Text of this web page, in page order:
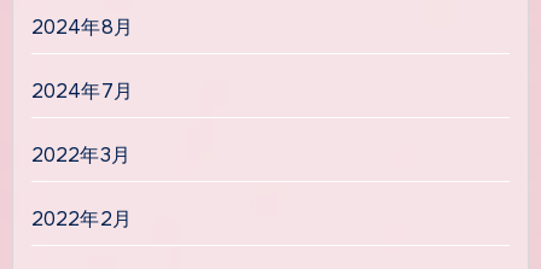
2024年8月
2024年7月
2022年3月
2022年2月